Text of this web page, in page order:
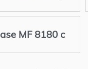
MF 8180 c